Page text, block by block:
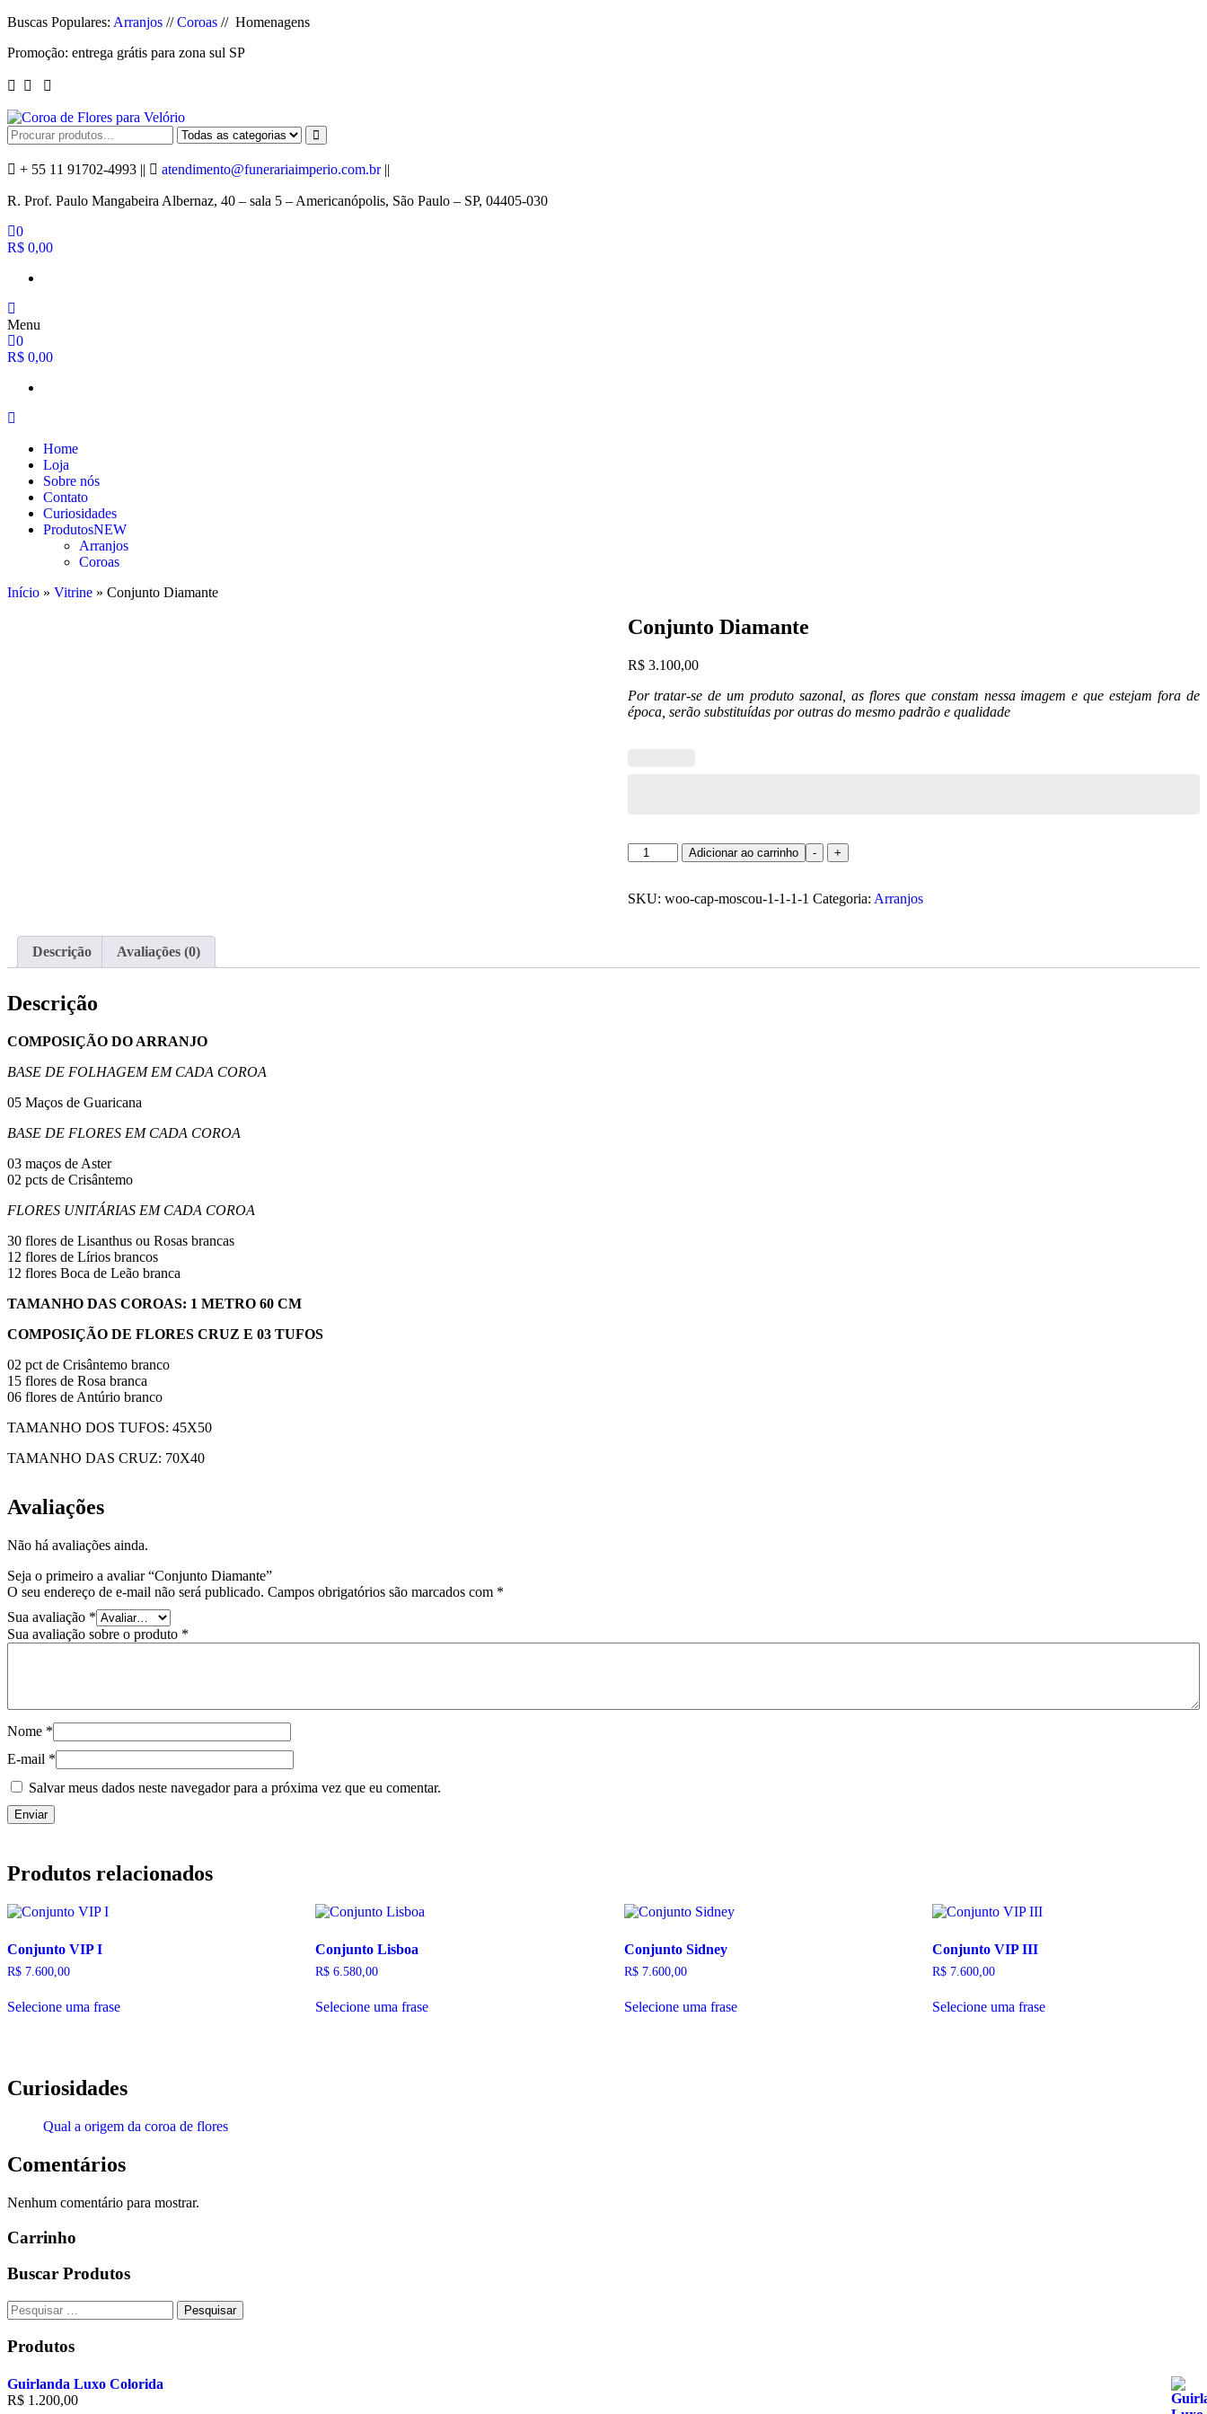
Pular
o
Buscas Populares: Arranjos //Coroas // Homenagens
Promoção: entrega grátis para zona sul SP
Coroa de Flores para Velório
Oferecemos Coroas de Flores com Qualidade e Preço Acessível para Entrega em Velórios no Cemitério em nosso Serviço de Floricultura.
+ 55 11 91702-4993 ||
atendimento@funerariaimperio.com.br||
R. Prof. Paulo Mangabeira Albernaz, 40 – sala 5 – Americanópolis, São Paulo – SP, 04405-030
0
R$ 0,00
Menu
0
R$ 0,00
Home
Loja
Sobre nós
Contato
Curiosidades
ProdutosNEW
Arranjos
Coroas
Início » Vitrine » Conjunto Diamante
Conjunto Diamante
R$3.100,00
Por tratar-se de um produto sazonal, as flores que constam nessa imagem e que estejam fora de
época, serão substituídas por outras do mesmo padrão e qualidade
-
Conjunto
Diamante
+
Adicionar ao carrinho
SKU: woo-cap-moscou-1-1-1-1 Categoria: Arranjos
Descrição Avaliações (0)
Descrição
COMPOSIÇÃO DO ARRANJO
BASE DE FOLHAGEM EM CADA COROA
05 Maços de Guaricana
BASE DE FLORES EM CADA COROA
03 maços de Aster
02 pcts de Crisântemo
FLORES UNITÁRIAS EM CADA COROA
30 flores de Lisanthus ou Rosas brancas
12 flores de Lírios brancos
12 flores Boca de Leão branca
TAMANHO DAS COROAS: 1 METRO 60 CM
COMPOSIÇÃO DE FLORES CRUZ E 03 TUFOS
02 pct de Crisântemo branco
15 flores de Rosa branca
06 flores de Antúrio branco
TAMANHO DOS TUFOS: 45X50
TAMANHO DAS CRUZ: 70X40
Avaliações
Não há avaliações ainda.
Seja o primeiro a avaliar “Conjunto Diamante”
O seu endereço de e-mail não será publicado. Campos obrigatórios são marcados com *
Sua avaliação *
Sua avaliação sobre o produto *
Nome *
E-mail *
Salvar meus dados neste navegador para a próxima vez que eu comentar.
Produtos relacionados
Conjunto VIP I
R$ 7.600,00
Selecione uma frase
Conjunto Lisboa
R$ 6.580,00
Selecione uma frase
Conjunto Sidney
R$7.600,00
Selecione uma frase
Conjunto VIP III
R$7.600,00
Selecione uma frase
Curiosidades
Qual a origem da coroa de flores
Comentários
Nenhum comentário para mostrar.
Carrinho
Buscar Produtos
Pesquisar
por:
Produtos
Guirlanda Luxo Colorida
R$ 1.200,00